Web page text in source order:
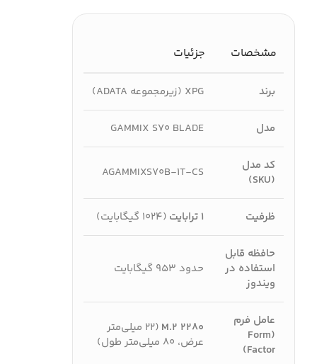
مشخصات جزئیات
برند XPG (زیرمجموعه ADATA)
مدل GAMMIX S70 BLADE
کد مدل
(SKU)
AGAMMIXS70B-1T-CS
ظرفیت ۱ ترابایت (۱۰۲۴ گیگابایت)
حافظه قابل
استفاده در
ویندوز
حدود ۹۵۳ گیگابایت
عامل فرم
(Form
Factor)
M.2 2280
(۲۲ میلی‌متر
عرض، ۸۰ میلی‌متر طول)